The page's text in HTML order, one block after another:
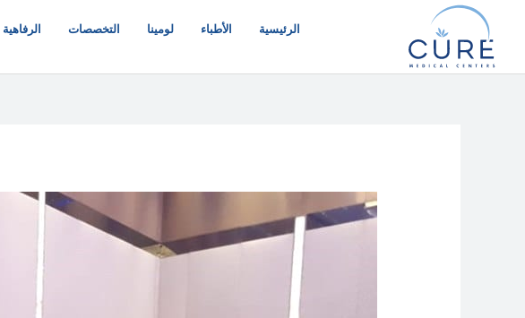
المحتوى
الرئيسية الأطباء لومينا التخصصات الرفاهية